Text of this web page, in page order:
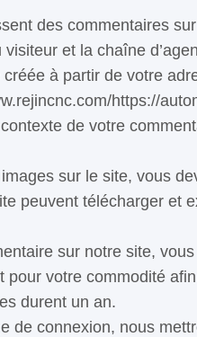
des commentaires
visiteur et la chaîne
à partir de votre
https://
de votre
sur le site, vous
peuvent télécharger et
sur notre site,
pour votre commodité
durent un an.
de connexion, nous